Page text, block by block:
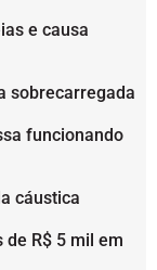
e causa
sobrecarregada
funcionando
cáustica
R$ 5 mil em